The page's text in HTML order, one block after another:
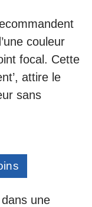
couleur
focal. Cette
attire le
sans
une